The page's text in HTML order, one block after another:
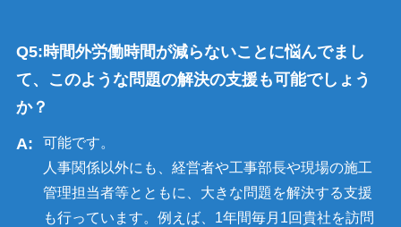
時間外労働時間が減らないことに悩んでまし
て、このような問題の解決の支援も可能でしょう
か？
可能です。
人事関係以外にも、経営者や工事部長や現場の施工
管理担当者等とともに、大きな問題を解決する支援
も行っています。例えば、1年間毎月1回貴社を訪問